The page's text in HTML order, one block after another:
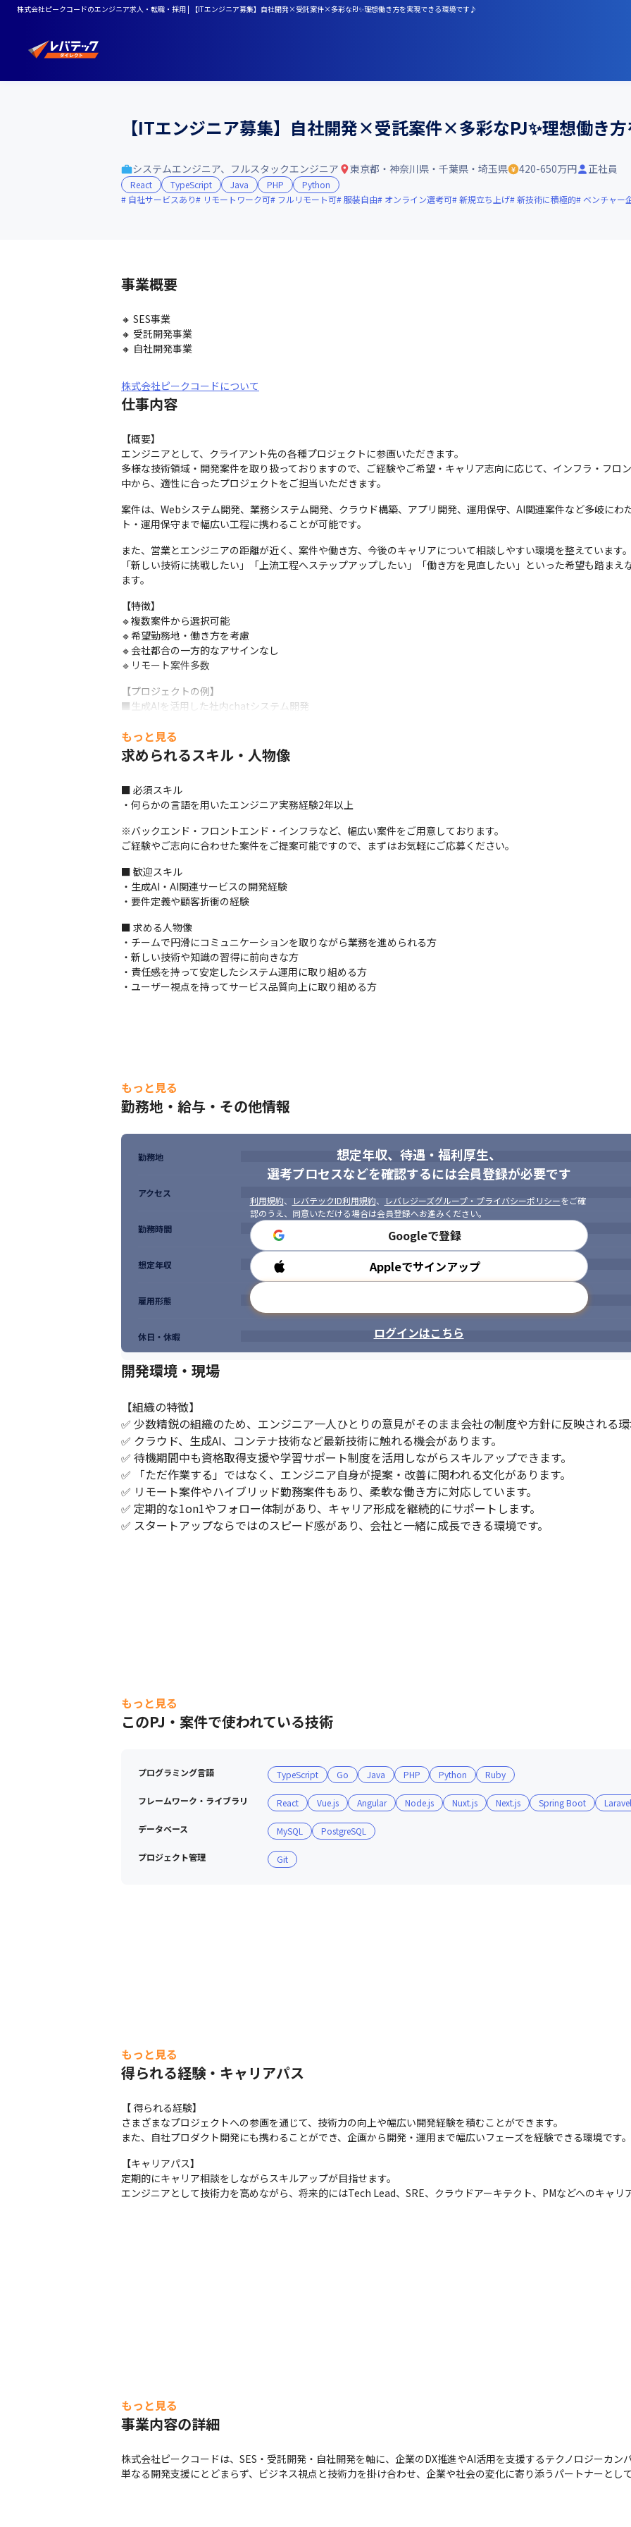
株式会社ピークコードのエンジニア求人・転職・採用 | 【ITエンジニア募集】自社開発×受託案件×多彩なPJ✨理想働き方を実現できる環境です♪
【ITエンジニア募集】自社開発×受託案件×多彩なPJ✨理想働き
システムエンジニア、フルスタックエンジニア 東京都・神奈川県・千葉県・埼玉県 420-650万円 正社員
React TypeScript Java PHP
Python
自社サービスあり
リモートワーク可 フルリモート可 服装自由 オンライン選考可 新規立ち上げ 新技術に積極的 ベンチャー
事業概要
🔸 SES事業
🔸 受託開発事業
🔸 自社開発事業
株式会社ピークコードについて
仕事内容
【概要】
エンジニアとして、クライアント先の各種プロジェクトに参画いただきます。
多様な技術領域・開発案件を取り扱っておりますので、ご経験やご希望・キャリア志向に応じて、インフラ・フロ
中から、適性に合ったプロジェクトをご担当いただきます。
案件は、Webシステム開発、業務システム開発、クラウド構築、アプリ開発、運用保守、AI関連案件など多岐にわ
ト・運用保守まで幅広い工程に携わることが可能です。
また、営業とエンジニアの距離が近く、案件や働き方、今後のキャリアについて相談しやすい環境を整えています
「新しい技術に挑戦したい」「上流工程へステップアップしたい」「働き方を見直したい」といった希望も踏ま
ます。
【特徴】
🔹複数案件から選択可能
🔹希望勤務地・働き方を考慮
🔹会社都合の一方的なアサインなし
🔹リモート案件多数
【プロジェクトの例】
■生成AIを活用した社内chatシステム開発
・開発環境：Python / OpenAI API / Azure OpenAI Service / FastAPI / Docker
■業務管理システムのフロントエンド開発
・開発環境：React / TypeScript / Node.js / REST API / GitHub
もっと見る
求められるスキル・人物像
■ 必須スキル
・何らかの言語を用いたエンジニア実務経験2年以上
※バックエンド・フロントエンド・インフラなど、幅広い案件をご用意しております。
ご経験やご志向に合わせた案件をご提案可能ですので、まずはお気軽にご応募ください。
■ 歓迎スキル
・生成AI・AI関連サービスの開発経験
・要件定義や顧客折衝の経験
■ 求める人物像
・チームで円滑にコミュニケーションを取りながら業務を進められる方
・新しい技術や知識の習得に前向きな方
・責任感を持って安定したシステム運用に取り組める方
・ユーザー視点を持ってサービス品質向上に取り組める方
もっと見る
勤務地・給与・その他情報
想定年収、待遇・福利厚生、
選考プロセスなどを確認するには会員登録が必要です
利用規約、 レバテックID利用規約、 レバレジーズグループ・プライバシーポリシーをご確
認のうえ、同意いただける場合は会員登録へお進みください。
Googleで登録
Appleでサインアップ
ログインはこちら
勤務地
アクセス
勤務時間
想定年収
雇用形態
休日・休暇
開発環境・現場
【組織の特徴】
✅ 少数精鋭の組織のため、エンジニア一人ひとりの意見がそのまま会社の制度や方針に反映される
✅ クラウド、生成AI、コンテナ技術など最新技術に触れる機会があります。
✅ 待機期間中も資格取得支援や学習サポート制度を活用しながらスキルアップできます。
✅ 「ただ作業する」ではなく、エンジニア自身が提案・改善に関われる文化があります。
✅ リモート案件やハイブリッド勤務案件もあり、柔軟な働き方に対応しています。
✅ 定期的な1on1やフォロー体制があり、キャリア形成を継続的にサポートします。
✅ スタートアップならではのスピード感があり、会社と一緒に成長できる環境です。
もっと見る
このPJ・案件で使われている技術
プログラミング言語 TypeScript Go Java PHP Python Ruby
フレームワーク・ライブラリ React Vue.js Angular Node.js Nuxt.js Next.js Spring Boot Laravel
データベース MySQL PostgreSQL
プロジェクト管理 Git
もっと見る
得られる経験・キャリアパス
【 得られる経験】
さまざまなプロジェクトへの参画を通じて、技術力の向上や幅広い開発経験を積むことができます。
また、自社プロダクト開発にも携わることができ、企画から開発・運用まで幅広いフェーズを経験できる環境です。
【キャリアパス】
定期的にキャリア相談をしながらスキルアップが目指せます。
エンジニアとして技術力を高めながら、将来的にはTech Lead、SRE、クラウドアーキテクト、PMなどへのキャリ
もっと見る
事業内容の詳細
株式会社ピークコードは、SES・受託開発・自社開発を軸に、企業のDX推進やAI活用を支援するテクノロジーカン
単なる開発支援にとどまらず、ビジネス視点と技術力を掛け合わせ、企業や社会の変化に寄り添うパートナーとし